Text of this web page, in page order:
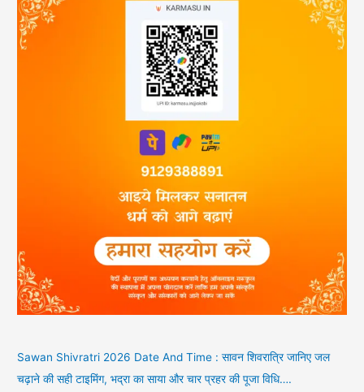
Sawan Shivratri 2026 Date And Time : सावन शिवरात्रि जानिए जल
चढ़ाने की सही टाइमिंग, भद्रा का साया और चार प्रहर की पूजा विधि….